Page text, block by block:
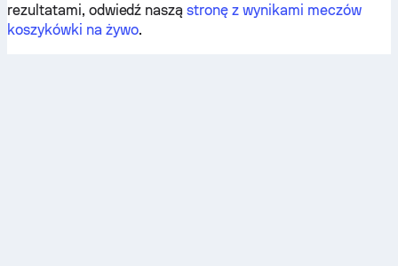
rezultatami, odwiedź nasząstronę z wynikami meczów
koszykówki na żywo.